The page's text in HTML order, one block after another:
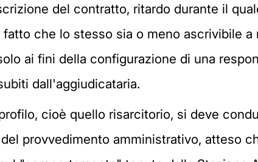
del contratto, ritardo durante il
che lo stesso sia o meno ascrivibile a
ai fini della configurazione di una
dall'aggiudicataria.
cioè quello risarcitorio, si deve
provvedimento amministrativo, atteso